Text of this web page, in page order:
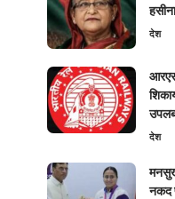
हसीना
देश
देश
मनसुख
नकद